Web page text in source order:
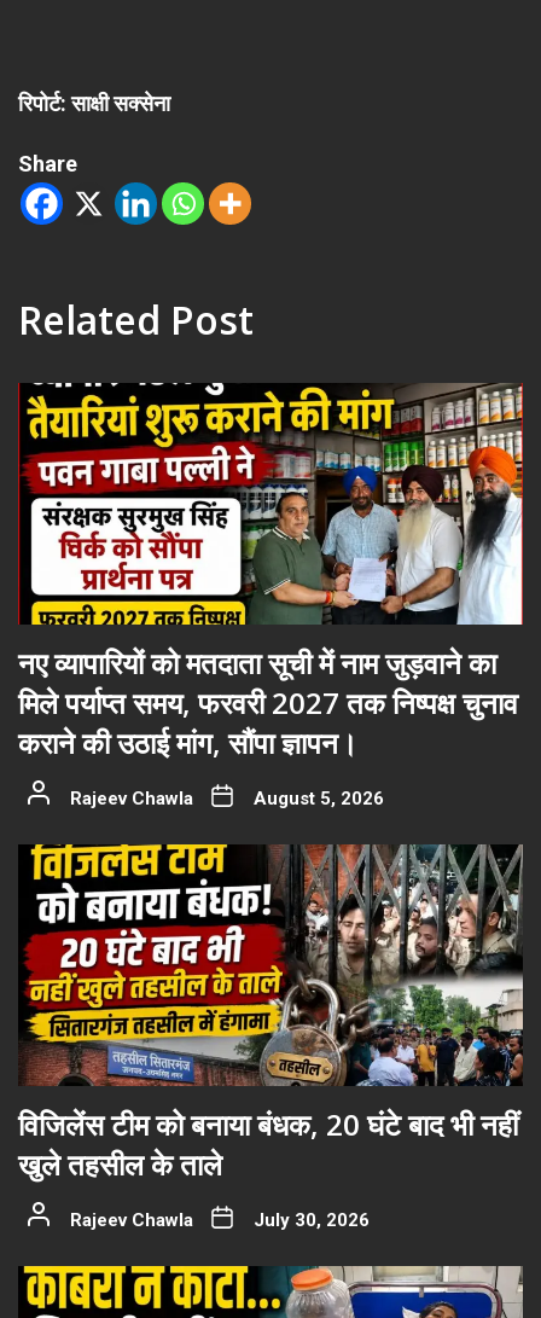
रिपोर्ट: साक्षी सक्सेना
Share
Related Post
नए व्यापारियों को मतदाता सूची में नाम जुड़वाने का
मिले पर्याप्त समय, फरवरी 2027 तक निष्पक्ष चुनाव
कराने की उठाई मांग, सौंपा ज्ञापन।
Rajeev Chawla August 5, 2026
विजिलेंस टीम को बनाया बंधक, 20 घंटे बाद भी नहीं
खुले तहसील के ताले
Rajeev Chawla July 30, 2026